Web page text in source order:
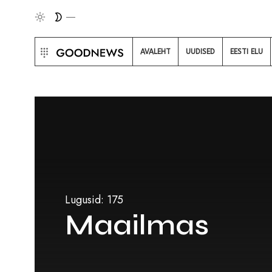
AVALEHT UUDISED EESTI ELU
Lugusid: 175
Maailmas